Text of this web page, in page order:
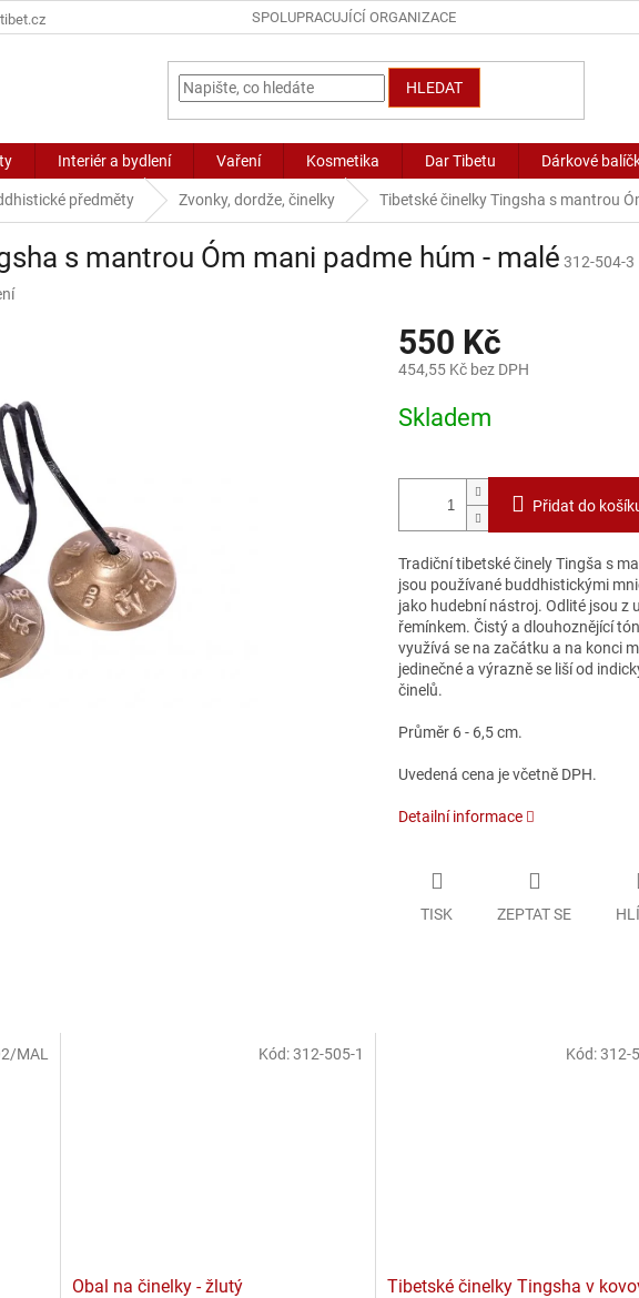
SPOLUPRACUJÍCÍ ORGANIZACE
HLEDAT
Interiér a bydlení Vaření Kosmetika Dar Tibetu Dárkové
předměty Zvonky, dordže, činelky Tibetské činelky Tingsha s mantrou
s mantrou Óm mani padme húm - malé 312-504-3
550 Kč
454,55 Kč bez DPH
cena:
Skladem
Přidat do
Tradiční tibetské činely Tingša s
jsou používané buddhistickými
jako hudební nástroj. Odlité jsou z
řemínkem. Čistý a dlouhoznějící
využívá se na začátku a na konci
jedinečné a výrazně se liší od
činelů.
Průměr 6 - 6,5 cm.
Uvedená cena je včetně DPH.
Detailní informace
TISK ZEPTAT SE
MAL
Obal na činelky - žlutý
Kód:312-505-1
Tibetské činelky Tingsha v
Kód:312-